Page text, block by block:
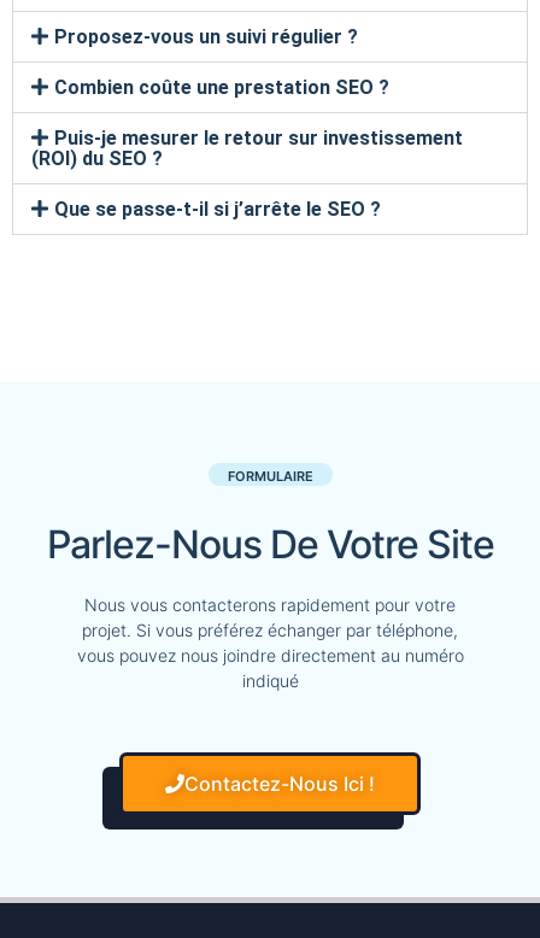
Proposez-vous un suivi régulier ?
Combien coûte une prestation SEO ?
Puis-je mesurer le retour sur investissement
(ROI) du SEO ?
Que se passe-t-il si j’arrête le SEO ?
FORMULAIRE
Parlez-Nous De Votre Site
Nous vous contacterons rapidement pour votre
projet. Si vous préférez échanger par téléphone,
vous pouvez nous joindre directement au numéro
indiqué
Contactez-Nous Ici !